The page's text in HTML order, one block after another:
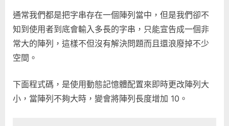
大
小。
型
大
輸
入
限
的
字
通常我們都是把字串存在一個陣列當中，但是我們卻不
知到使用者到底會輸入多長的字串，只能宣告成一個非
常大的陣列，這樣不但沒有解決問題而且還浪廢掉不少
空間。
下面程式碼，是使用動態記憶體配置來即時更改陣列大
小，當陣列不夠大時，變會將陣列長度增加 10。